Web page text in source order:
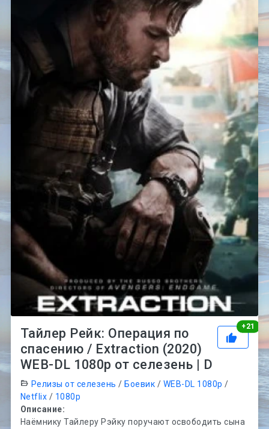
+21
Тайлер Рейк: Операция по
спасению / Extraction (2020)
WEB-DL 1080p от селезень | D
Релизы от селезень / Боевик / WEB-DL 1080p /
Netflix / 1080p
Описание:
Наёмнику Тайлеру Рэйку поручают освободить сына